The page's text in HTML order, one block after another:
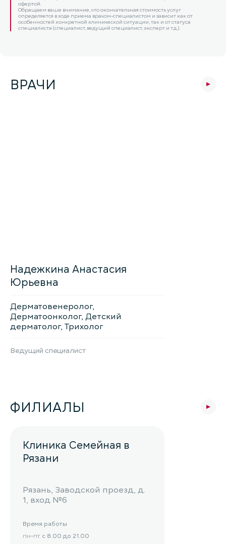
офертой.
Обращаем ваше внимание, что окончательная стоимость услуг
определяется в ходе приема врачом-специалистом и зависит как от
особенностей конкретной клинической ситуации, так и от статуса
специалиста (специалист, ведущий специалист, эксперт и т.д.).
ВРАЧИ
Надежкина Анастасия
Юрьевна
Дерматовенеролог,
Дерматоонколог, Детский
дерматолог, Трихолог
Ведущий специалист
ФИЛИАЛЫ
Клиника Семейная в
Рязани
Рязань, Заводской проезд, д.
1, вход №6
Время работы
пн-пт с 8.00 до 21.00